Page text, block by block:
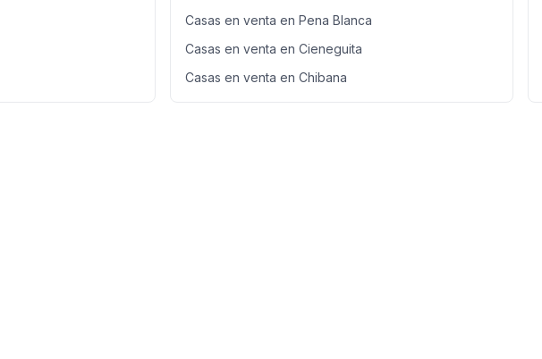
Casas en venta en Pena Blanca
Casas en venta en Cieneguita
Casas en venta en Chibana